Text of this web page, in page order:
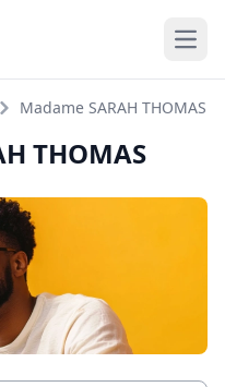
Madame SARAH THOMAS
THOMAS